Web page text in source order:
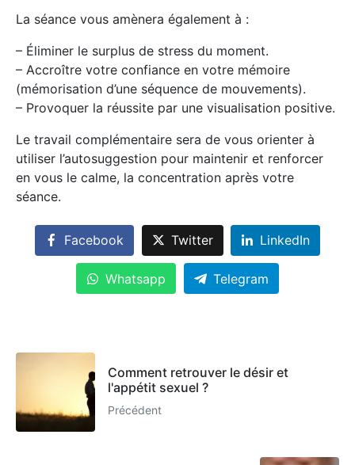
La séance vous amènera également à :
– Éliminer le surplus de stress du moment.
– Accroître votre confiance en votre mémoire
(mémorisation d’une séquence de mouvements).
– Provoquer la réussite par une visualisation positive.
Le travail complémentaire sera de vous orienter à
utiliser l’autosuggestion pour maintenir et renforcer
en vous le calme, la concentration après votre
séance.
Facebook Twitter LinkedIn
Whatsapp Telegram
Comment retrouver le désir et
l'appétit sexuel ?
Précédent